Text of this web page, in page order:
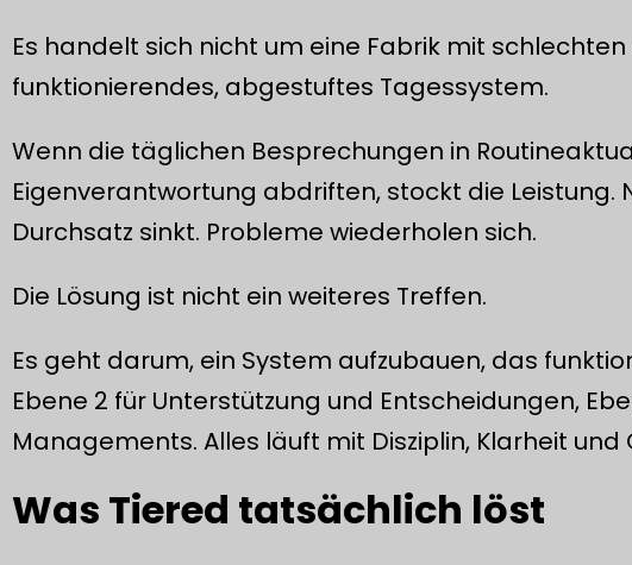
Es handelt sich nicht um eine Fabrik mit
funktionierendes, abgestuftes Tagessystem.
Wenn die täglichen Besprechungen in
Eigenverantwortung abdriften, stockt die Leistung.
Durchsatz sinkt. Probleme wiederholen sich.
Die Lösung ist nicht ein weiteres Treffen.
Es geht darum, ein System aufzubauen, das
Ebene 2 für Unterstützung und Entscheidungen,
Managements. Alles läuft mit Disziplin, Klarheit und
Was Tiered tatsächlich löst